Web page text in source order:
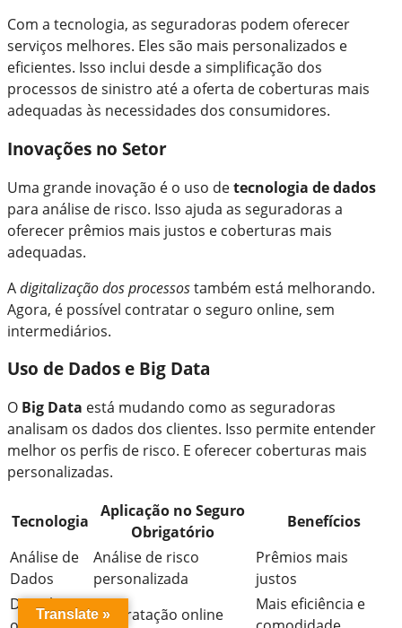
Com a tecnologia, as seguradoras podem oferecer
serviços melhores. Eles são mais personalizados e
eficientes. Isso inclui desde a simplificação dos
processos de sinistro até a oferta de coberturas mais
adequadas às necessidades dos consumidores.
Inovações no Setor
Uma grande inovação é o uso detecnologia de dados
para análise de risco. Isso ajuda as seguradoras a
oferecer prêmios mais justos e coberturas mais
adequadas.
Adigitalização dos processostambém está melhorando.
Agora, é possível contratar o seguro online, sem
intermediários.
Uso de Dados e Big Data
O Big Data está mudando como as seguradoras
analisam os dados dos clientes. Isso permite entender
melhor os perfis de risco. E oferecer coberturas mais
personalizadas.
Tecnologia
Aplicação no Seguro
Obrigatório
Benefícios
Análise de
Dados
Análise de risco
personalizada
Prêmios mais
justos
Digitalizaçã
Contratação online
Mais eficiência e
Translate »